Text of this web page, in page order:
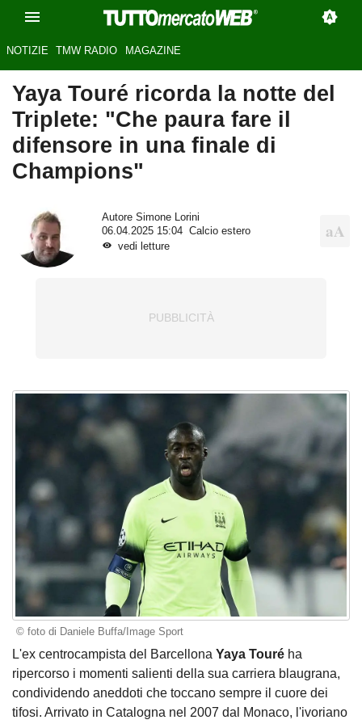
NOTIZIE TMW RADIO MAGAZINE
Yaya Touré ricorda la notte del
Triplete: "Che paura fare il
difensore in una finale di
Champions"
Autore Simone Lorini
06.04.2025 15:04
Calcio estero
vedi letture
© foto di Daniele Buffa/Image Sport
L'ex centrocampista del Barcellona Yaya Touré ha
ripercorso i momenti salienti della sua carriera blaugrana,
condividendo aneddoti che toccano sempre il cuore dei
tifosi. Arrivato in Catalogna nel 2007 dal Monaco, l'ivoriano